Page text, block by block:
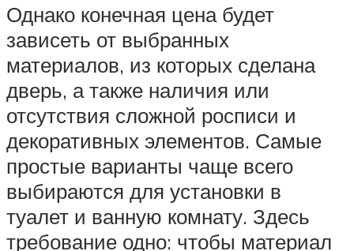
Однако конечная цена будет
зависеть от выбранных
материалов, из которых сделана
дверь, а также наличия или
отсутствия сложной росписи и
декоративных элементов. Самые
простые варианты чаще всего
выбираются для установки в
туалет и ванную комнату. Здесь
требование одно: чтобы материал